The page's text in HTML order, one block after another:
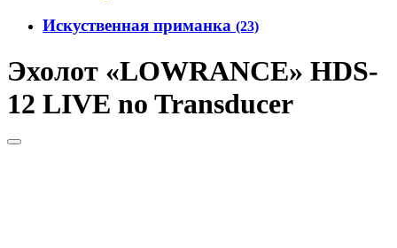
Искуственная приманка (23)
Эхолот «LOWRANCE» HDS-
12 LIVE no Transducer